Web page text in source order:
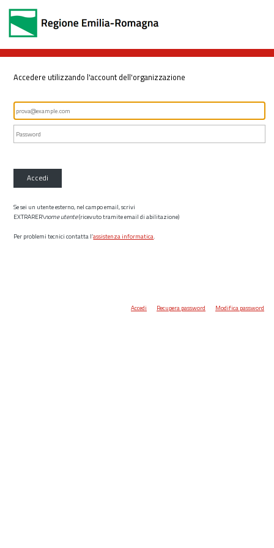
Accedere utilizzando l'account dell'organizzazione
Accedi
Se sei un utente esterno, nel campo email, scrivi
EXTRARER\nome utente(ricevuto tramite email di abilitazione)
Per problemi tecnici contatta l’assistenza informatica.
Accedi Recupera password Modifica password